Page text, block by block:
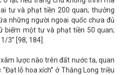
tư và phạt tiền 200 quan; thưởng
những người ngoai quốc chưa đủ
biếm một tư và phạt tiền 50 quan;
3” [98, 184].
lược nào trên đất nước ta, quan
lỗ hoa xích” ở Thăng Long triều